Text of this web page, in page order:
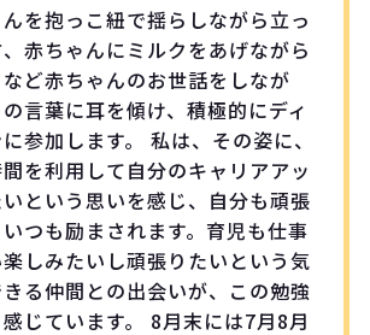
を抱っこ紐で揺らしながら立っ
赤ちゃんにミルクをあげながら
ど赤ちゃんのお世話をしなが
言葉に耳を傾け、積極的にディ
参加します。 私は、その姿に、
を利用して自分のキャリアアッ
という思いを感じ、自分も頑張
つも励まされます。育児も仕事
しみたいし頑張りたいという気
る仲間との出会いが、この勉強
じています。 8月末には7月8月